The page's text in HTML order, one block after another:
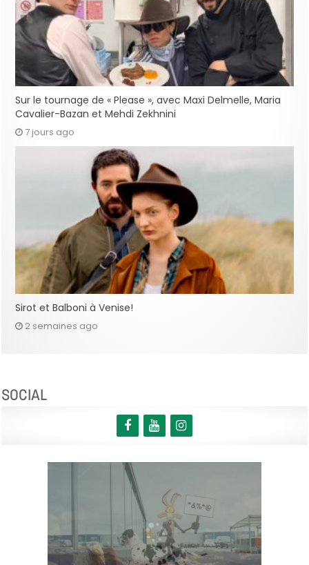
Sur le tournage de « Please », avec Maxi Delmelle, Maria
Cavalier-Bazan et Mehdi Zekhnini
7 jours ago
Sirot et Balboni à Venise!
2 semaines ago
SOCIAL